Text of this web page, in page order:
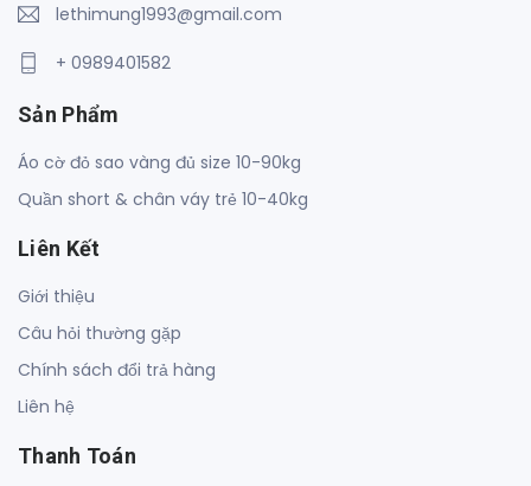
lethimung1993@gmail.com
+ 0989401582
Sản Phẩm
Áo cờ đỏ sao vàng đủ size 10-90kg
Quần short & chân váy trẻ 10-40kg
Liên Kết
Giới thiệu
Câu hỏi thường gặp
Chính sách đổi trả hàng
Liên hệ
Thanh Toán